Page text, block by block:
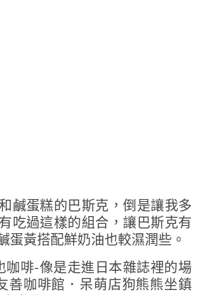
鹹蛋糕的巴斯克，倒是讓我多
吃過這樣的組合，讓巴斯克有
蛋黃搭配鮮奶油也較濕潤些。